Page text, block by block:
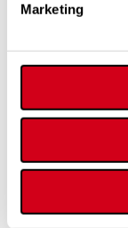
Marketing